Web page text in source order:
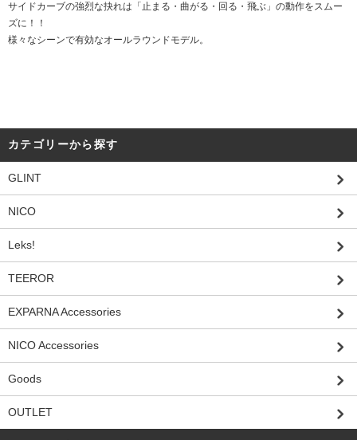
サイドカーブの強烈な抉れは「止まる・曲がる・回る・飛ぶ」の動作をスムー
ズに！！
様々なシーンで有効なオールラウンドモデル。
カテゴリーから探す
GLINT
NICO
Leks!
TEEROR
EXPARNA Accessories
NICO Accessories
Goods
OUTLET